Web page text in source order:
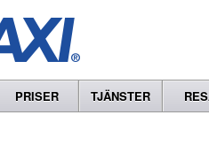
PRISER TJÄNSTER